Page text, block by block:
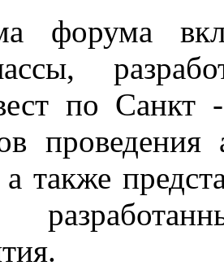
форума
по Санкт -
а также